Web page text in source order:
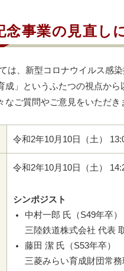
念事業の見直し
は、新型コロナウイルス感
成」というふたつの視点か
なご質問やご意見をいただ
令和2年10月10日（土）
令和2年10月10日（土）
シンポジスト
中村一郎 氏（S49年卒）
三陸鉄道株式会社 代表
藤田 潔 氏（S53年卒）
三菱みらい育成財団常務